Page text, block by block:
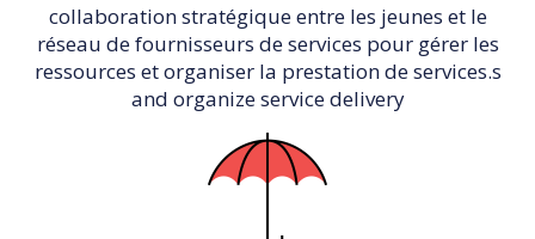
collaboration stratégique entre les jeunes et le
réseau de fournisseurs de services pour gérer les
ressources et organiser la prestation de services.s
and organize service delivery